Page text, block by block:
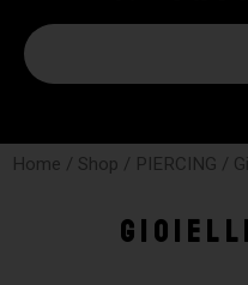
Home / Shop / PIERCING /